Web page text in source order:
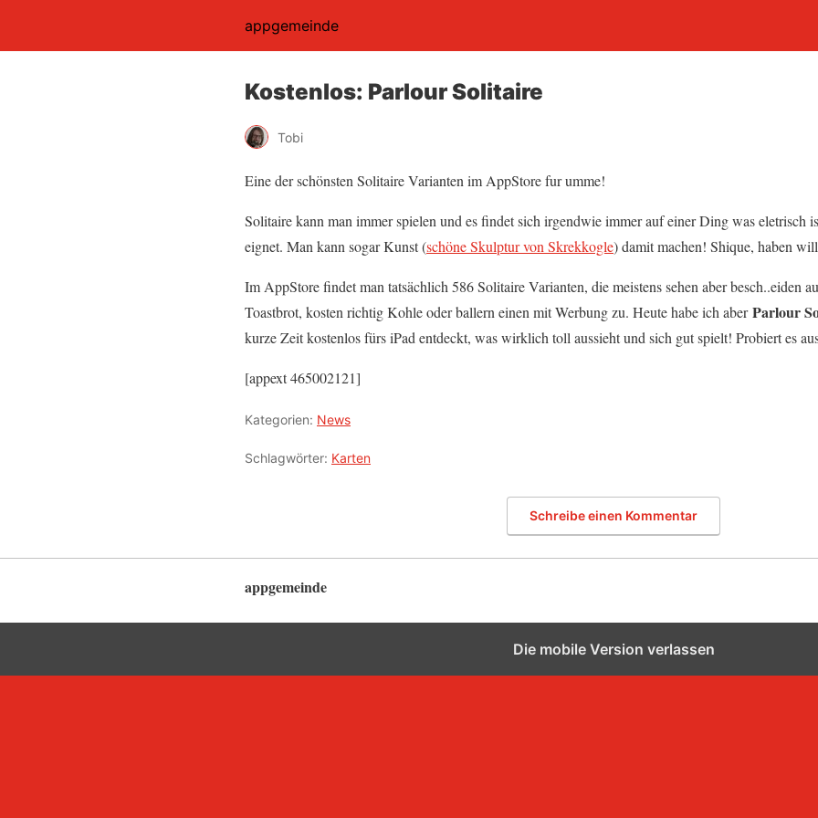
appgemeinde
Kostenlos: Parlour Solitaire
Tobi
Eine der schönsten Solitaire Varianten im AppStore fur umme!
Solitaire kann man immer spielen und es findet sich irgendwie immer auf einer Ding was eletrisch
eignet. Man kann sogar Kunst (schöne Skulptur von Skrekkogle) damit machen! Shique, haben
Im AppStore findet man tatsächlich 586 Solitaire Varianten, die meistens sehen aber besch..eiden
Toastbrot, kosten richtig Kohle oder ballern einen mit Werbung zu. Heute habe ich aberParlour
kurze Zeit kostenlos fürs iPad entdeckt, was wirklich toll aussieht und sich gut spielt! Probiert es
[appext 465002121]
Kategorien: News
Schlagwörter: Karten
Schreibe einen Kommentar
appgemeinde
Die mobile Version verlassen